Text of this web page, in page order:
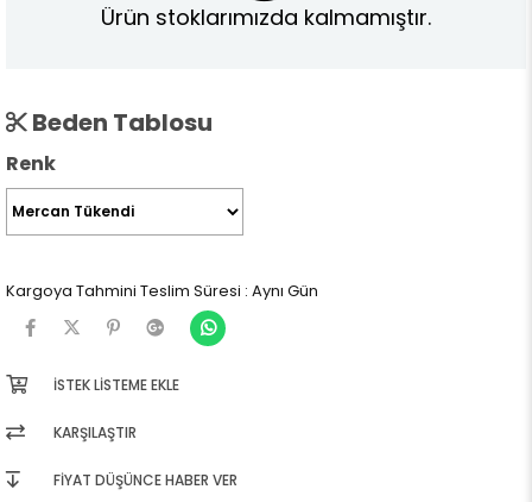
Ürün stoklarımızda kalmamıştır.
Beden Tablosu
Renk
Kargoya Tahmini Teslim Süresi : Aynı Gün
İSTEK LISTEME EKLE
KARŞILAŞTIR
FIYAT DÜŞÜNCE HABER VER